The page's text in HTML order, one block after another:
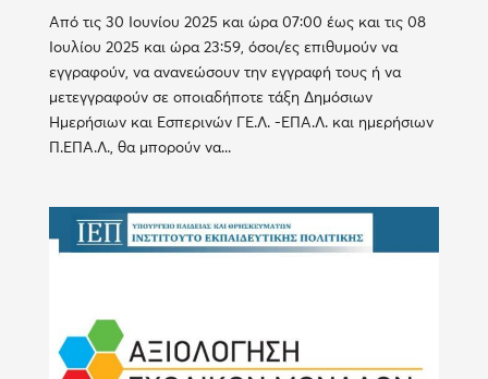
Από τις 30 Ιουνίου 2025 και ώρα 07:00 έως και τις 08
Ιουλίου 2025 και ώρα 23:59, όσοι/ες επιθυμούν να
εγγραφούν, να ανανεώσουν την εγγραφή τους ή να
μετεγγραφούν σε οποιαδήποτε τάξη Δημόσιων
Ημερήσιων και Εσπερινών ΓΕ.Λ. -ΕΠΑ.Λ. και ημερήσιων
Π.ΕΠΑ.Λ., θα μπορούν να...